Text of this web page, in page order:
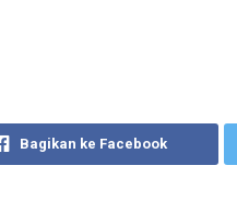
Bagikan ke Facebook